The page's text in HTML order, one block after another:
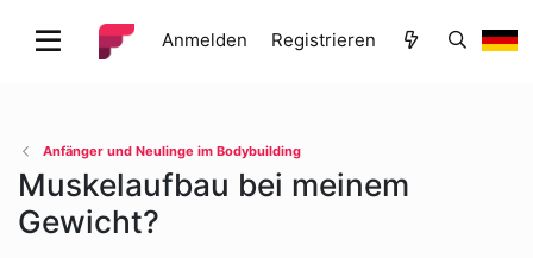
Anmelden Registrieren
Anfänger und Neulinge im Bodybuilding
Muskelaufbau bei meinem
Gewicht?